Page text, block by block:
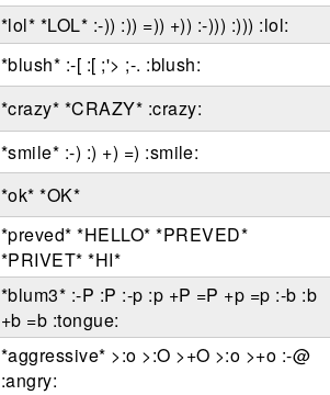
*lol* *LOL* :-)) :)) =)) +)) :-))) :))) :lol:
*blush* :-[ :[ ;'> ;-. :blush:
*crazy* *CRAZY* :crazy:
*smile* :-) :) +) =) :smile:
*ok* *OK*
*preved* *HELLO* *PREVED*
*PRIVET* *HI*
*blum3* :-P :P :-p :p +P =P +p =p :-b :b
+b =b :tongue:
*aggressive* >:o >:O >+O >:o >+o :-@
:angry: